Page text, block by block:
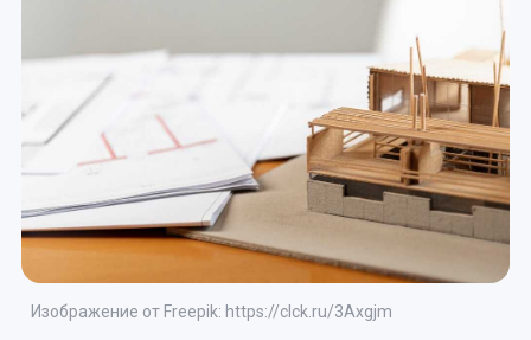
Изображение от Freepik: https://clck.ru/3Axgjm